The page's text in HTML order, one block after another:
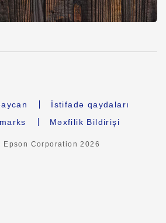
İstifadə qaydaları
Məxfilik Bildirişi
Epson Corporation2026